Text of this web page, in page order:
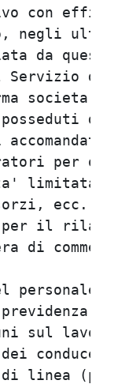
con
da
di
per
limitata,
ecc.).
per il
di
personale
sul
linea